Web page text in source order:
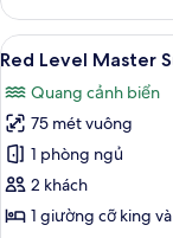
Premier
Family
Room
Xem
tất
cả
ảnh
Red
Level
Master
3
Red Level Master
Quang cảnh biển
75 mét vuông
1 phòng ngủ
2 khách
1 giường cỡ king